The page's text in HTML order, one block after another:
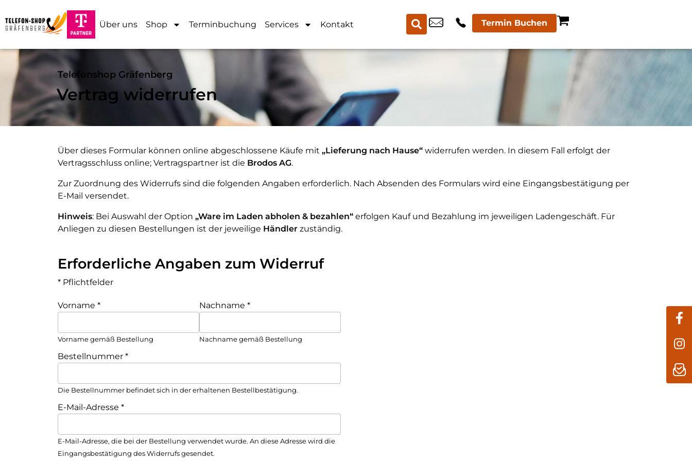
Über uns Shop Terminbuchung Services Kontakt Termin Buchen
Telefonshop Gräfenberg
Vertrag widerrufen
Über dieses Formular können online abgeschlossene Käufe mit „Lieferung nach Hause“ widerrufen werden. In diesem Fall erfolgt der
Vertragsschluss online; Vertragspartner ist die Brodos AG.
Zur Zuordnung des Widerrufs sind die folgenden Angaben erforderlich. Nach Absenden des Formulars wird eine Eingangsbestätigung per
E-Mail versendet.
Hinweis: Bei Auswahl der Option „Ware im Laden abholen & bezahlen“ erfolgen Kauf und Bezahlung im jeweiligen Ladengeschäft. Für
Anliegen zu diesen Bestellungen ist der jeweilige Händler zuständig.
Erforderliche Angaben zum Widerruf
* Pflichtfelder
Vorname *
Vorname gemäß Bestellung
Nachname *
Nachname gemäß Bestellung
Bestellnummer *
Die Bestellnummer befindet sich in der erhaltenen Bestellbestätigung.
E-Mail-Adresse *
E-Mail-Adresse, die bei der Bestellung verwendet wurde. An diese Adresse wird die
Eingangsbestätigung des Widerrufs gesendet.